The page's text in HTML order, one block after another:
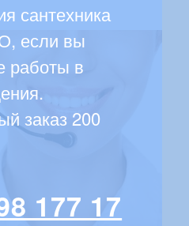
сантехника
если вы
работы в
заказ 200
177 17